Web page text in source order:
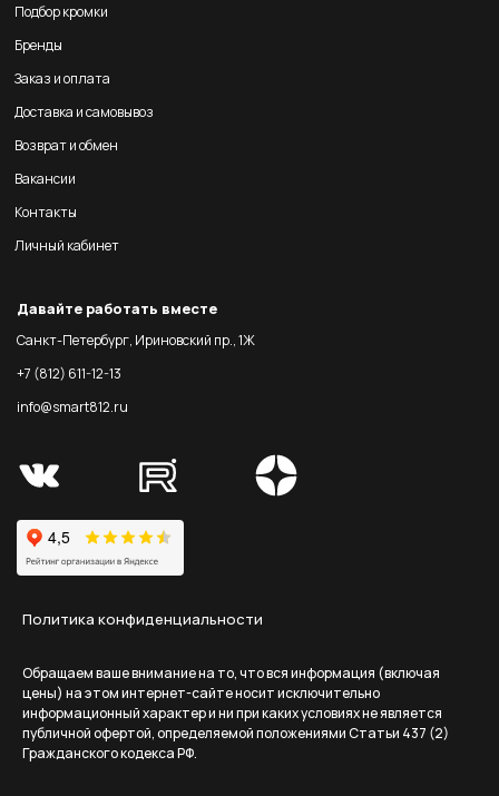
Подбор кромки
Бренды
Заказ и оплата
Доставка и самовывоз
Возврат и обмен
Вакансии
Контакты
Личный кабинет
Давайте работать вместе
Санкт-Петербург, Ириновский пр., 1Ж
+7 (812) 611-12-13
info@smart812.ru
Политика конфиденциальности
Обращаем ваше внимание на то, что вся информация (включая
цены) на этом интернет-сайте носит исключительно
информационный характер и ни при каких условиях не является
публичной офертой, определяемой положениями Статьи 437 (2)
Гражданского кодекса РФ.